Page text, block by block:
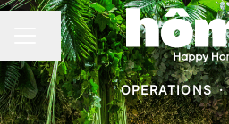
MENU DE CARREIRAS
Partilhar página
OPERATIONS ·